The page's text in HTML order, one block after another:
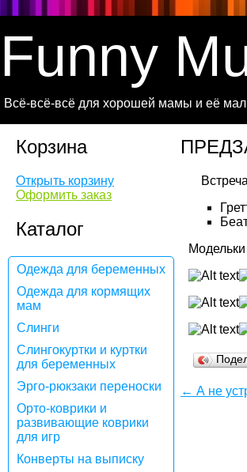
Funny
Всё-всё-всё для хорошей мамы и её
Корзина
Открыть корзину
Оформить заказ
Каталог
Одежда для беременных
Одежда для кормящих
мам
Слинги
Слингокуртки и куртки
для беременных
Эрго-рюкзаки переноски
Орто-коврики и
развивающие коврики
для игр
Конверты на выписку
← А не